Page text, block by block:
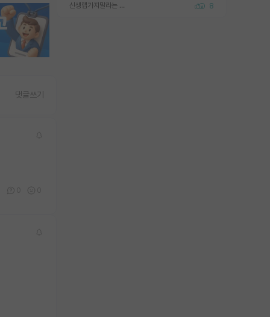
신생랩가지말라는 이유가 있었구나 8
댓글쓰기